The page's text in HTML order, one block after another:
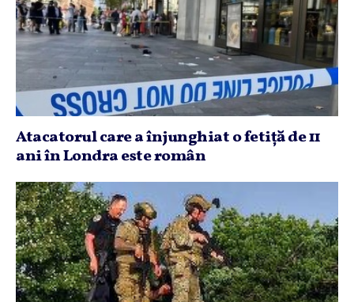
Atacatorul care a înjunghiat o fetiţă de 11
ani în Londra este român